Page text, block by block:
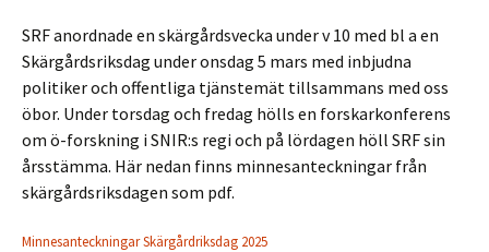
SRF anordnade en skärgårdsvecka under v 10 med bl a en
Skärgårdsriksdag under onsdag 5 mars med inbjudna
politiker och offentliga tjänstemät tillsammans med oss
öbor. Under torsdag och fredag hölls en forskarkonferens
om ö-forskning i SNIR:s regi och på lördagen höll SRF sin
årsstämma. Här nedan finns minnesanteckningar från
skärgårdsriksdagen som pdf.
Minnesanteckningar Skärgårdriksdag 2025